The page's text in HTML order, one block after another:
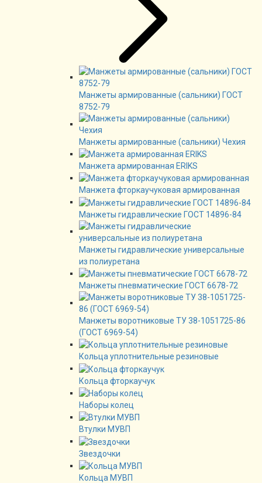
Манжеты армированные (сальники) ГОСТ
8752-79
Манжеты армированные (сальники) Чехия
Манжета армированная ERIKS
Манжета фторкаучуковая армированная
Манжеты гидравлические ГОСТ 14896-84
Манжеты гидравлические универсальные
из полиуретана
Манжеты пневматические ГОСТ 6678-72
Манжеты воротниковые ТУ 38-1051725-86
(ГОСТ 6969-54)
Кольца уплотнительные резиновые
Кольца фторкаучук
Наборы колец
Втулки МУВП
Звездочки
Кольца МУВП